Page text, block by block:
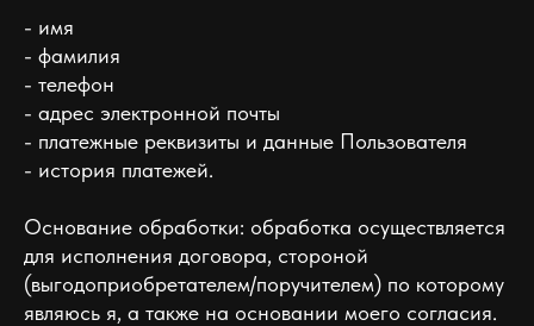
- имя
- фамилия
- телефон
- адрес электронной почты
- платежные реквизиты и данные Пользователя
- история платежей.
Основание обработки: обработка осуществляется
для исполнения договора, стороной
(выгодоприобретателем/поручителем) по которому
являюсь я, а также на основании моего согласия.